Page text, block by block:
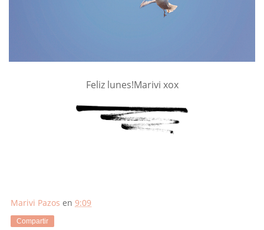
Feliz lunes!Marivi xox
Marivi Pazos en 9:09
Compartir